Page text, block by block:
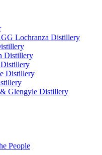
Lochranza Distillery
Distillery
Distillery
Glengyle Distillery
People